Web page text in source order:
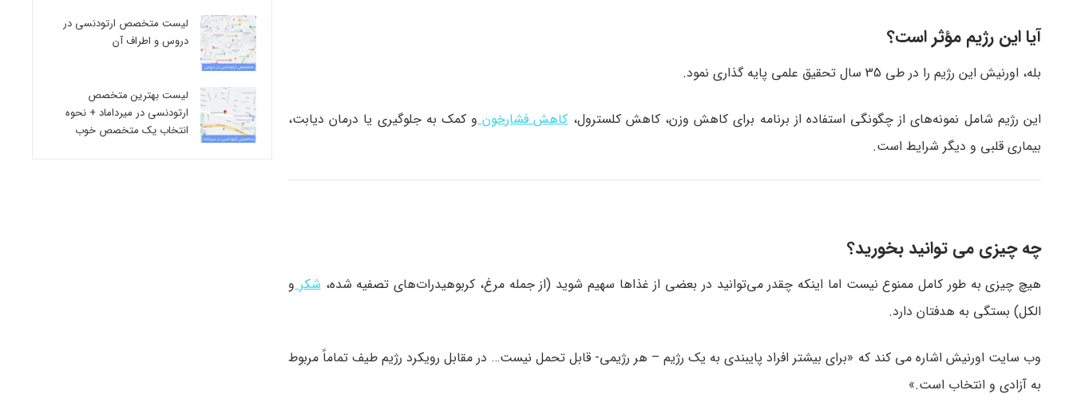
آیا این رژیم مؤثر است؟
بله، اورنیش این رژیم را در طی 35 سال تحقیق علمی پایه‌ گذاری نمود.
این رژیم شامل نمونه‌های از چگونگی استفاده از برنامه برای کاهش وزن، کاهش کلسترول،کاهش فشارخونو کمک به جلوگیری یا درمان دیابت،
بیماری قلبی و دیگر شرایط است.
چه چیزی می‌ توانید بخورید؟
هیچ چیزی به طور کامل ممنوع نیست اما اینکه چقدر می‌توانید در بعضی از غذاها سهیم شوید (از جمله مرغ، کربوهیدرات‌های تصفیه شده،شکرو
الکل) بستگی به هدفتان دارد.
وب‌ سایت اورنیش اشاره می‌ کند که «برای بیشتر افراد پایبندی به یک رژیم – هر رژیمی- قابل تحمل نیست… در مقابل رویکرد رژیم طیف تماماً مربوط
به آزادی و انتخاب است.»
لیست متخصص ارتودنسی در
دروس و اطراف آن
لیست بهترین متخصص
ارتودنسی در میرداماد + نحوه
انتخاب یک متخصص خوب